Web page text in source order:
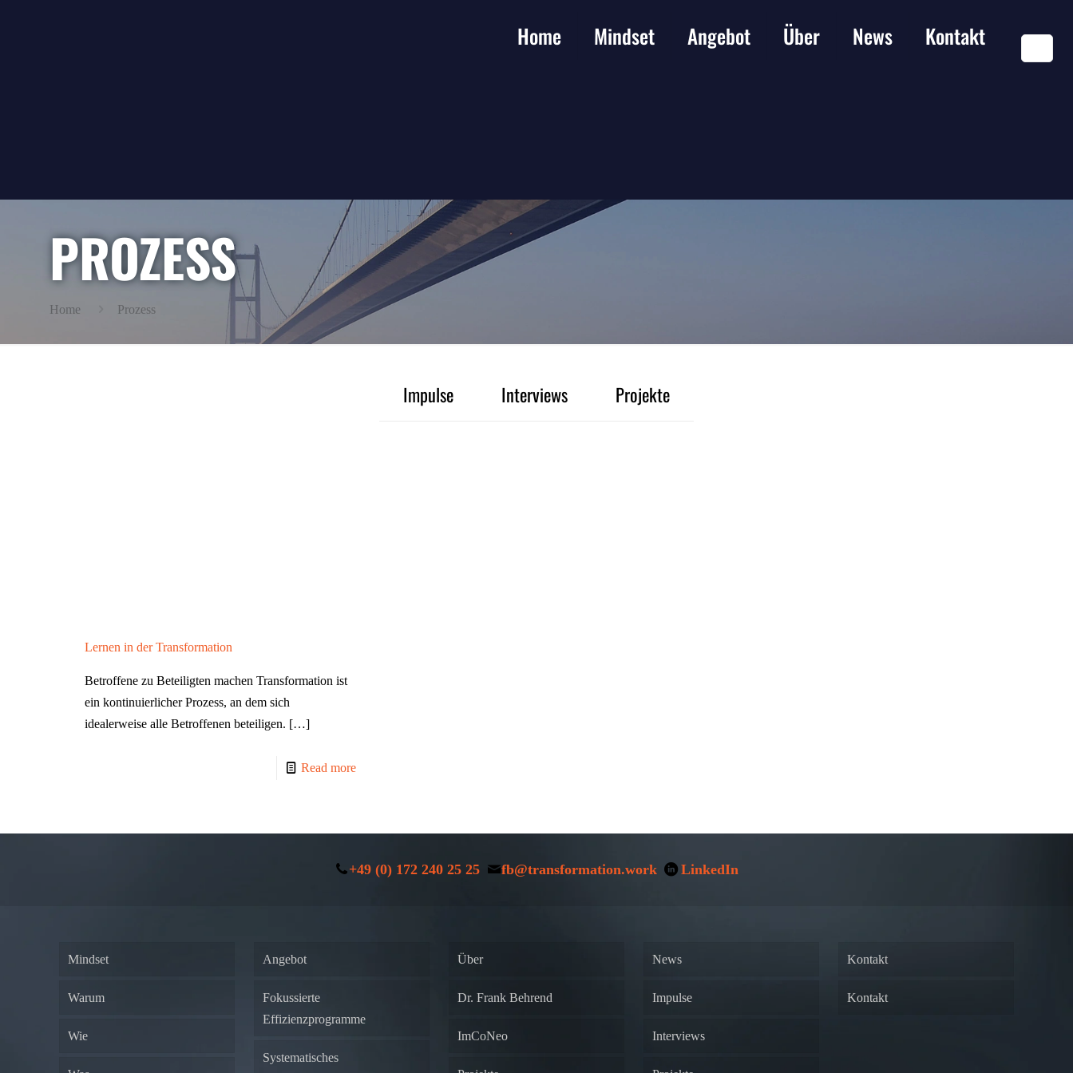
Home Mindset Angebot Über News Kontakt
PROZESS
Home Prozess
Impulse Interviews Projekte
Lernen in der Transformation
Betroffene zu Beteiligten machen Transformation ist
ein kontinuierlicher Prozess, an dem sich
idealerweise alle Betroffenen beteiligen. […]
Read more
+49 (0) 172 240 25 25 fb@transformation.work LinkedIn
Mindset
Warum
Wie
Angebot
Fokussierte
Effizienzprogramme
Systematisches
Über
Dr. Frank Behrend
ImCoNeo
News
Impulse
Interviews
Kontakt
Kontakt